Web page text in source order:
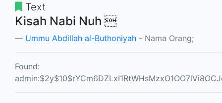
Text
Kisah Nabi Nuh 
Ummu Abdillah al-Buthoniyah - Nama Orang;
Found: